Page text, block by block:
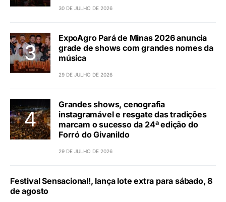
30 DE JULHO DE 2026
ExpoAgro Pará de Minas 2026 anuncia
grade de shows com grandes nomes da
música
29 DE JULHO DE 2026
Grandes shows, cenografia
instagramável e resgate das tradições
marcam o sucesso da 24ª edição do
Forró do Givanildo
29 DE JULHO DE 2026
Festival Sensacional!, lança lote extra para sábado, 8
de agosto